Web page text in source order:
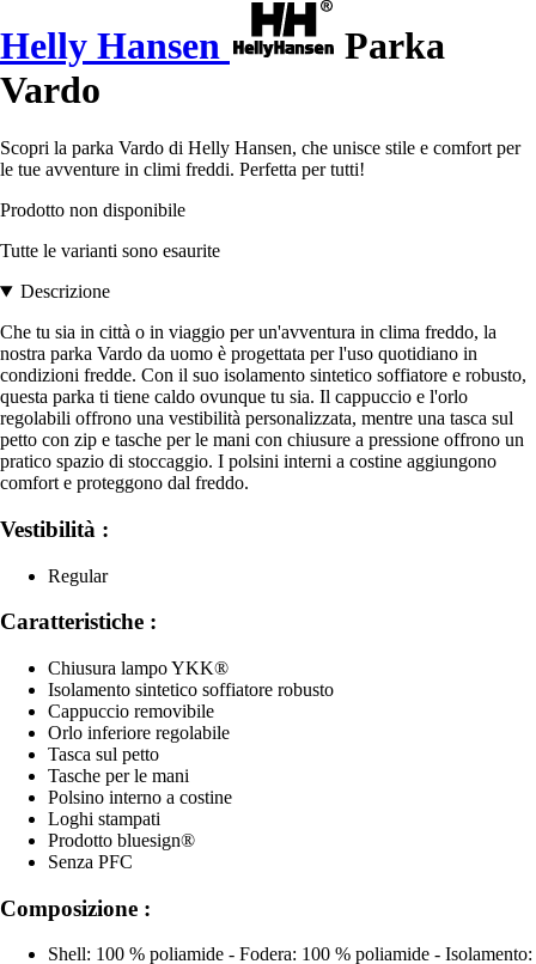
Helly Hansen
Parka
Vardo
Scopri la parka Vardo di Helly Hansen, che unisce stile e comfort per
le tue avventure in climi freddi. Perfetta per tutti!
Prodotto non disponibile
Tutte le varianti sono esaurite
Descrizione
Che tu sia in città o in viaggio per un'avventura in clima freddo, la
nostra parka Vardo da uomo è progettata per l'uso quotidiano in
condizioni fredde. Con il suo isolamento sintetico soffiatore e robusto,
questa parka ti tiene caldo ovunque tu sia. Il cappuccio e l'orlo
regolabili offrono una vestibilità personalizzata, mentre una tasca sul
petto con zip e tasche per le mani con chiusure a pressione offrono un
pratico spazio di stoccaggio. I polsini interni a costine aggiungono
comfort e proteggono dal freddo.
Vestibilità :
Regular
Caratteristiche :
Chiusura lampo YKK®
Isolamento sintetico soffiatore robusto
Cappuccio removibile
Orlo inferiore regolabile
Tasca sul petto
Tasche per le mani
Polsino interno a costine
Loghi stampati
Prodotto bluesign®
Senza PFC
Composizione :
Shell: 100 % poliamide - Fodera: 100 % poliamide - Isolamento: